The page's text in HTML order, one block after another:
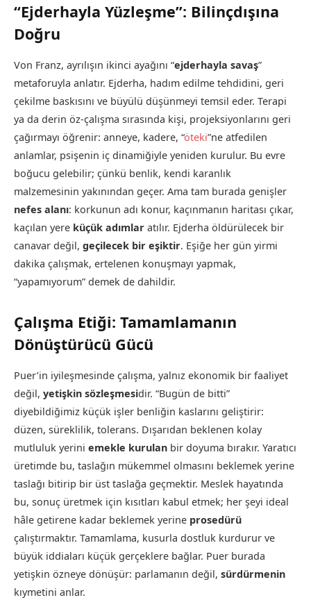
“Ejderhayla Yüzleşme”: Bilinçdışına
Doğru
Von Franz, ayrılışın ikinci ayağını “ejderhayla savaş”
metaforuyla anlatır. Ejderha, hadım edilme tehdidini, geri
çekilme baskısını ve büyülü düşünmeyi temsil eder. Terapi
ya da derin öz-çalışma sırasında kişi, projeksiyonlarını geri
çağırmayı öğrenir: anneye, kadere, “öteki”ne atfedilen
anlamlar, psişenin iç dinamiğiyle yeniden kurulur. Bu evre
boğucu gelebilir; çünkü benlik, kendi karanlık
malzemesinin yakınından geçer. Ama tam burada genişler
nefes alanı: korkunun adı konur, kaçınmanın haritası çıkar,
kaçılan yere küçük adımlar atılır. Ejderha öldürülecek bir
canavar değil, geçilecek bir eşiktir. Eşiğe her gün yirmi
dakika çalışmak, ertelenen konuşmayı yapmak,
“yapamıyorum” demek de dahildir.
Çalışma Etiği: Tamamlamanın
Dönüştürücü Gücü
Puer’in iyileşmesinde çalışma, yalnız ekonomik bir faaliyet
değil, yetişkin sözleşmesidir. “Bugün de bitti”
diyebildiğimiz küçük işler benliğin kaslarını geliştirir:
düzen, süreklilik, tolerans. Dışarıdan beklenen kolay
mutluluk yerini emekle kurulan bir doyuma bırakır. Yaratıcı
üretimde bu, taslağın mükemmel olmasını beklemek yerine
taslağı bitirip bir üst taslağa geçmektir. Meslek hayatında
bu, sonuç üretmek için kısıtları kabul etmek; her şeyi ideal
hâle getirene kadar beklemek yerine prosedürü
çalıştırmaktır. Tamamlama, kusurla dostluk kurdurur ve
büyük iddiaları küçük gerçeklere bağlar. Puer burada
yetişkin özneye dönüşür: parlamanın değil, sürdürmenin
kıymetini anlar.